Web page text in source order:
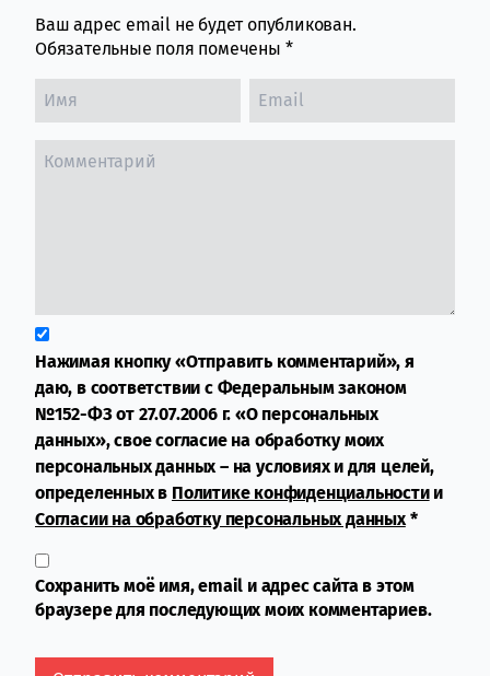
Ваш адрес email не будет опубликован.
Обязательные поля помечены *
Нажимая кнопку «Отправить комментарий», я
даю, в соответствии с Федеральным законом
№152-ФЗ от 27.07.2006 г. «О персональных
данных», свое согласие на обработку моих
персональных данных – на условиях и для целей,
определенных в Политике конфиденциальностии
Согласии на обработку персональных данных*
Сохранить моё имя, email и адрес сайта в этом
браузере для последующих моих комментариев.